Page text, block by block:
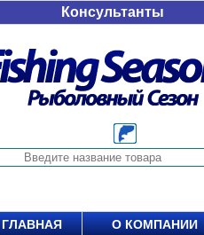
Консультанты
ГЛАВНАЯ О КОМПАНИИ